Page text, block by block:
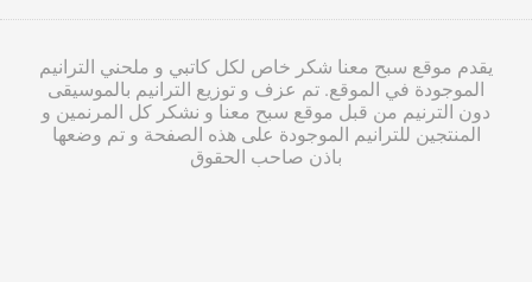
يقدم موقع سبح معنا شكر خاص لكل كاتبي و ملحني الترانيم
الموجودة في الموقع. تم عزف و توزيع الترانيم بالموسيقى
دون الترنيم من قبل موقع سبح معنا و نشكر كل المرنمين و
المنتجين للترانيم الموجودة على هذه الصفحة و تم وضعها
باذن صاحب الحقوق